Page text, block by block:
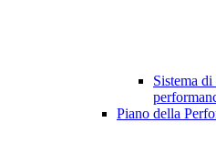
Sistema
Piano della